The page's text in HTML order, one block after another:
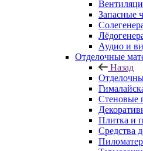
Запасные
Аудио и
Отделочные
Назад
Стеновые
Плитка и
Средства